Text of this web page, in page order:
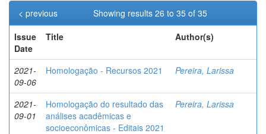
Showing results 26 to 35 of 35
< previous
Issue
Date
Title Author(s)
2021-
09-06
Homologação - Recursos 2021 Pereira, Larissa
2021-
09-01
Homologação do resultado das
análises acadêmicas e
socioeconômicas - Editais 2021
Pereira, Larissa